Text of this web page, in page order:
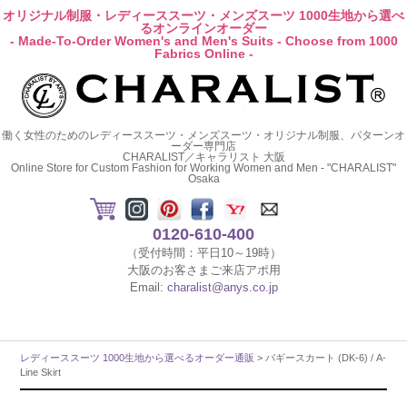
オリジナル制服・レディーススーツ・メンズスーツ 1000生地から選べ
るオンラインオーダー
- Made-To-Order Women's and Men's Suits - Choose from 1000
Fabrics Online -
働く女性のためのレディーススーツ・メンズスーツ・オリジナル制服、パターンオ
ーダー専門店
CHARALIST／キャラリスト 大阪
Online Store for Custom Fashion for Working Women and Men - "CHARALIST"
Osaka
0120-610-400
（受付時間：平日10～19時）
大阪のお客さまご来店アポ用
Email: charalist@anys.co.jp
レディーススーツ 1000生地から選べるオーダー通販 > バギースカート (DK-6) / A-
Line Skirt